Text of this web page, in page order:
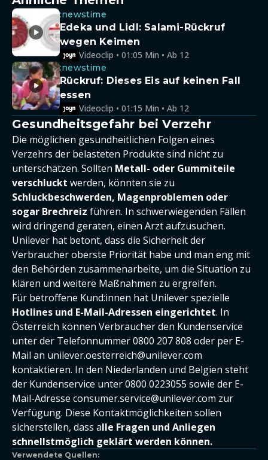
:newstime
Edeka und Lidl: Salami-Rückruf
wegen Keimen
Videoclip • 01:05 Min • Ab 12
:newstime
Rückruf: Dieses Eis auf keinen Fall
essen
Videoclip • 01:15 Min • Ab 12
Gesundheitsgefahr bei Verzehr
Die möglichen gesundheitlichen Folgen eines
Verzehrs der belasteten Produkte sind nicht zu
unterschätzen. Sollten Metall- oder Gummiteile
verschluckt werden, könnten sie zu
Schluckbeschwerden, Magenproblemen oder
sogar Brechreiz führen. In schwerwiegenden Fällen
wird dringend geraten, einen Arzt aufzusuchen.
Unilever hat betont, dass die Sicherheit der
Verbraucher oberste Priorität habe und man eng mit
den Behörden zusammenarbeite, um die Situation zu
klären und weitere Maßnahmen zu ergreifen.
Für betroffene Kund:innen hat Unilever spezielle
Hotlines und E-Mail-Adressen eingerichtet. In
Österreich können Verbraucher den Kundenservice
unter der Telefonnummer 0800 207 808 oder per E-
Mail an unilever.oesterreich@unilever.com
kontaktieren. In den Niederlanden und Belgien steht
der Kundenservice unter 0800 0223055 sowie der E-
Mail-Adresse consumer.service@unilever.com zur
Verfügung. Diese Kontaktmöglichkeiten sollen
sicherstellen, dass alle Fragen und Anliegen
schnellstmöglich geklärt werden können.
Verwendete Quellen: